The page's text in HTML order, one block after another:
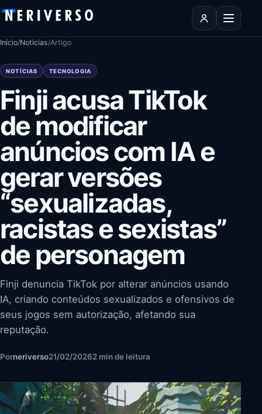
Pular para o conteúdo
Abrir
Início/Notícias/Artigo
NOTÍCIAS TECNOLOGIA
Finji acusa TikTok
de modificar
anúncios com IA e
gerar versões
“sexualizadas,
racistas e sexistas”
de personagem
Finji denuncia TikTok por alterar anúncios usando
IA, criando conteúdos sexualizados e ofensivos de
seus jogos sem autorização, afetando sua
reputação.
Porneriverso21/02/20262 min de leitura